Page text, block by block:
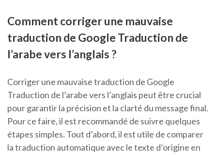
Comment corriger une mauvaise
traduction de Google Traduction de
l’arabe vers l’anglais ?
Corriger une mauvaise traduction de Google
Traduction de l’arabe vers l’anglais peut être crucial
pour garantir la précision et la clarté du message final.
Pour ce faire, il est recommandé de suivre quelques
étapes simples. Tout d’abord, il est utile de comparer
la traduction automatique avec le texte d’origine en